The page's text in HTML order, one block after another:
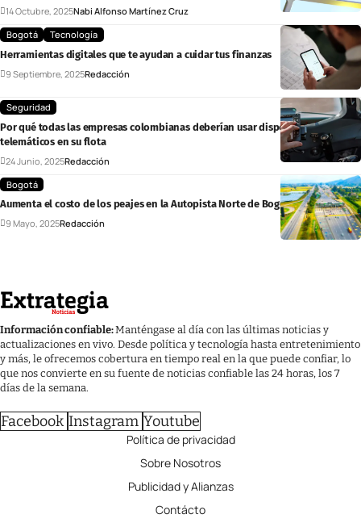
14 Octubre, 2025Nabi Alfonso Martínez Cruz
Bogotá
Tecnología
Herramientas digitales que te ayudan a cuidar tus finanzas
9 Septiembre, 2025Redacción
Seguridad
Por qué todas las empresas colombianas deberían usar dispositivos
telemáticos en su flota
24 Junio, 2025Redacción
Bogotá
Aumenta el costo de los peajes en la Autopista Norte de Bogotá
9 Mayo, 2025Redacción
Información confiable:Manténgase al día con las últimas noticias y
actualizaciones en vivo. Desde política y tecnología hasta entretenimiento
y más, le ofrecemos cobertura en tiempo real en la que puede confiar, lo
que nos convierte en su fuente de noticias confiable las 24 horas, los 7
días de la semana.
Facebook Instagram Youtube
Política de privacidad
Sobre Nosotros
Publicidad y Alianzas
Contácto